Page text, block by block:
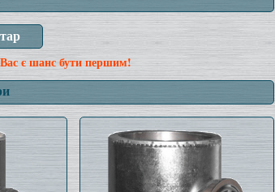
є шанс бути першим!